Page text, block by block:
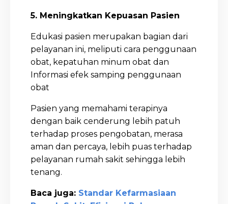
5. Meningkatkan Kepuasan Pasien
Edukasi pasien merupakan bagian dari
pelayanan ini, meliputi cara penggunaan
obat, kepatuhan minum obat dan
Informasi efek samping penggunaan
obat
Pasien yang memahami terapinya
dengan baik cenderung lebih patuh
terhadap proses pengobatan, merasa
aman dan percaya, lebih puas terhadap
pelayanan rumah sakit sehingga lebih
tenang.
Baca juga: Standar Kefarmasiaan